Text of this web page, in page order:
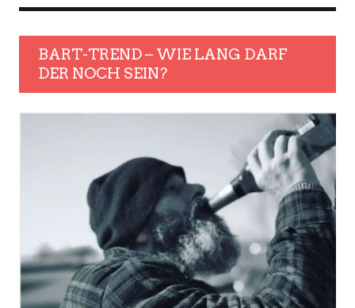
BART-TREND – WIE LANG DARF
DER NOCH SEIN?